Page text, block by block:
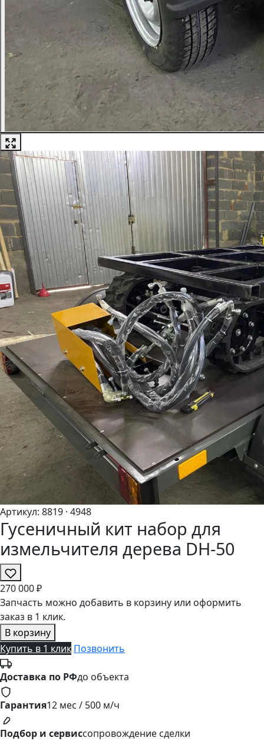
Артикул: 8819 · 4948
Гусеничный кит набор для
измельчителя дерева DH-50
270000 ₽
Запчасть можно добавить в корзину или оформить
заказ в 1 клик.
В корзину
Купить в 1 клик Позвонить
Доставка по РФдо объекта
Гарантия12 мес / 500 м/ч
Подбор и сервиссопровождение сделки